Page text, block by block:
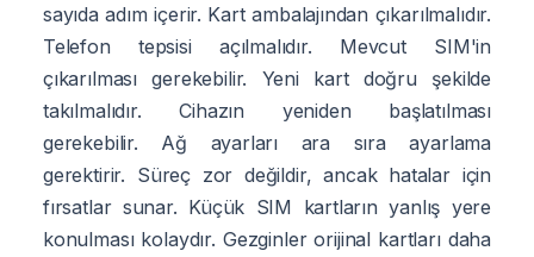
sayıda adım içerir. Kart ambalajından çıkarılmalıdır.
Telefon tepsisi açılmalıdır. Mevcut SIM'in
çıkarılması gerekebilir. Yeni kart doğru şekilde
takılmalıdır. Cihazın yeniden başlatılması
gerekebilir. Ağ ayarları ara sıra ayarlama
gerektirir. Süreç zor değildir, ancak hatalar için
fırsatlar sunar. Küçük SIM kartların yanlış yere
konulması kolaydır. Gezginler orijinal kartları daha